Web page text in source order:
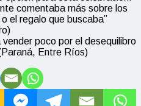
comentaba más sobre los
el regalo que buscaba”
poco por el desequilibro
Entre Ríos)